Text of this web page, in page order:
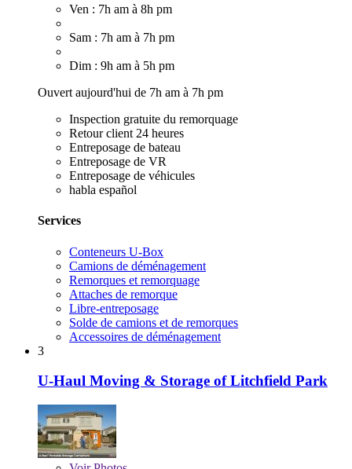
Ven : 7h am à 8h pm
Sam : 7h am à 7h pm
Dim : 9h am à 5h pm
Ouvert aujourd'hui de 7h am à 7h pm
Inspection gratuite du remorquage
Retour client 24 heures
Entreposage de bateau
Entreposage de VR
Entreposage de véhicules
habla español
Services
Conteneurs U-Box
Camions de déménagement
Remorques et remorquage
Attaches de remorque
Libre-entreposage
Solde de camions et de remorques
Accessoires de déménagement
3
U-Haul Moving & Storage of Litchfield Park